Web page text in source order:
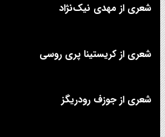
شعری از مهدی نیک‌نژاد
شعری از کریستینا پری روسی
شعری از جوزف رودریگز